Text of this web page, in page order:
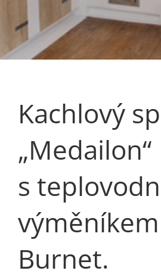
Kachlový
„Medailon“
s
výměníkem
Burnet.